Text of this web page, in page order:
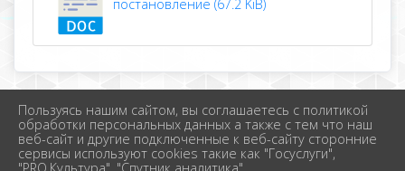
постановление (67.2 KiB)
2026 г. новолеушковское.рф
Вход
Карта сайта
Политика обработки персональных данных
Пользуясь нашим сайтом, вы соглашаетесь с политикой
обработки персональных данных а также с тем что наш
веб-сайт и другие подключенные к веб-сайту сторонние
сервисы используют cookies такие как "Госуслуги",